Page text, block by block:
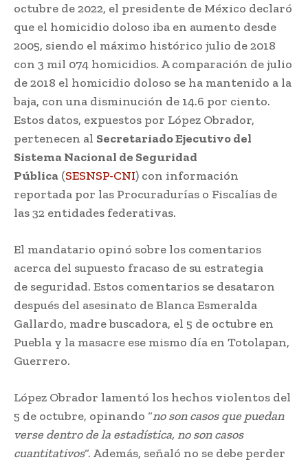
octubre de 2022, el presidente de México declaró
que el homicidio doloso iba en aumento desde
2005, siendo el máximo histórico julio de 2018
con 3 mil 074 homicidios. A comparación de julio
de 2018 el homicidio doloso se ha mantenido a la
baja, con una disminución de 14.6 por ciento.
Estos datos, expuestos por López Obrador,
pertenecen al Secretariado Ejecutivo del
Sistema Nacional de Seguridad
Pública (SESNSP-CNI) con información
reportada por las Procuradurías o Fiscalías de
las 32 entidades federativas.
El mandatario opinó sobre los comentarios
acerca del supuesto fracaso de su estrategia
de seguridad. Estos comentarios se desataron
después del asesinato de Blanca Esmeralda
Gallardo, madre buscadora, el 5 de octubre en
Puebla y la masacre ese mismo día en Totolapan,
Guerrero.
López Obrador lamentó los hechos violentos del
5 de octubre, opinando “no son casos que puedan
verse dentro de la estadística, no son casos
cuantitativos“. Además, señaló no se debe perder